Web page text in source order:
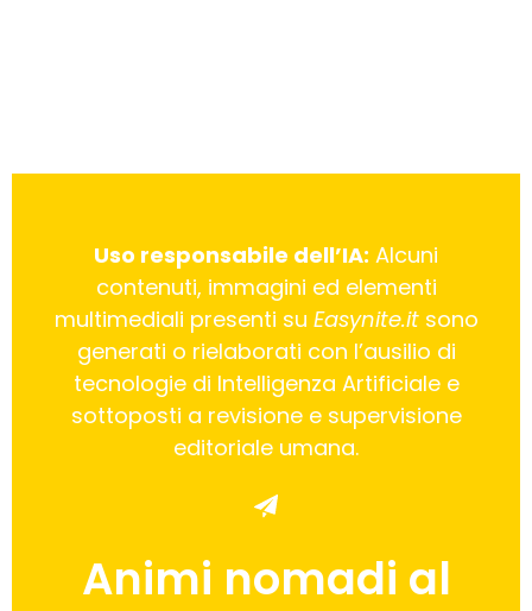
Uso responsabile dell’IA: Alcuni
contenuti, immagini ed elementi
multimediali presenti su Easynite.itsono
generati o rielaborati con l’ausilio di
tecnologie di Intelligenza Artificiale e
sottoposti a revisione e supervisione
editoriale umana.
Animi nomadi al